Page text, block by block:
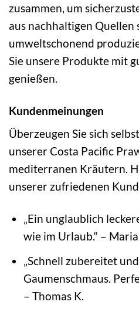
zusammen, um
aus nachhaltigen Quellen
umweltschonend
Sie unsere Produkte mit
genießen.
Kundenmeinungen
Überzeugen Sie sich
unserer Costa Pacific
mediterranen Kräutern.
unserer zufriedenen
„Ein unglaublich
wie im Urlaub.“ – Maria
„Schnell zubereitet
Gaumenschmaus.
– Thomas K.